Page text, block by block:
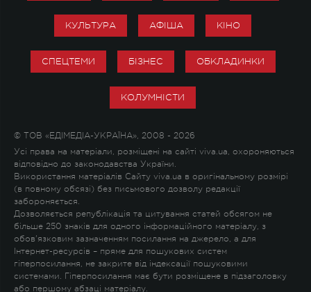
КУЛЬТУРА АФІША КІНО
СПЕЦТЕМИ БІЗНЕС ОБКЛАДИНКИ
КОЛУМНІСТИ
© ТОВ «ЕДІМЕДІА-УКРАЇНА», 2008 - 2026
Усі права на матеріали, розміщені на сайті viva.ua, охороняються
відповідно до законодавства України.
Використання матеріалів Сайту viva.ua в оригінальному розмірі
(в повному обсязі) без письмового дозволу редакції
забороняється.
Дозволяється републікація та цитування статей обсягом не
більше 250 знаків для одного інформаційного матеріалу, з
обов'язковим зазначенням посилання на джерело, а для
Інтернет-ресурсів – пряме для пошукових систем
гіперпосилання, не закрите від індексації пошуковими
системами. Гіперпосилання має бути розміщене в підзаголовку
або першому абзаці матеріалу.